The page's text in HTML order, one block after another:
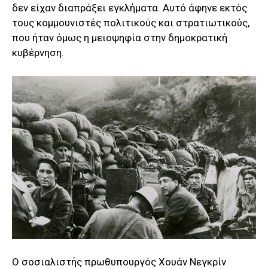
δεν είχαν διαπράξει εγκλήματα. Αυτό άφηνε εκτός
τους κομμουνιστές πολιτικούς και στρατιωτικούς,
που ήταν όμως η μειοψηφία στην δημοκρατική
κυβέρνηση.
Ο σοσιαλιστής πρωθυπουργός Χουάν Νεγκρίν